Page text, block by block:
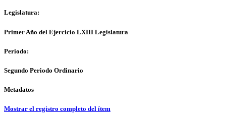
Legislatura:
Primer Año del Ejercicio LXIII Legislatura
Periodo:
Segundo Periodo Ordinario
Metadatos
Mostrar el registro completo del ítem